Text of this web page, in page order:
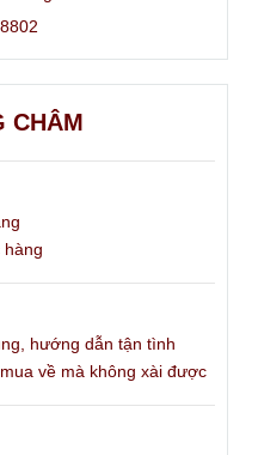
CHÂM
hướng dẫn tận tình
về mà không xài được